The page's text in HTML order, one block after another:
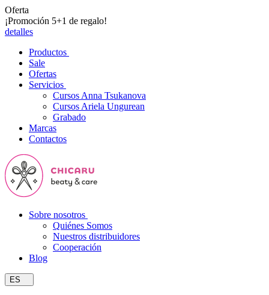
Oferta
¡Promoción 5+1 de regalo!
detalles
Productos
Sale
Ofertas
Servicios
Cursos Anna Tsukanova
Cursos Ariela Ungurean
Grabado
Marcas
Contactos
Sobre nosotros
Quiénes Somos
Nuestros distribuidores
Cooperación
Blog
ES